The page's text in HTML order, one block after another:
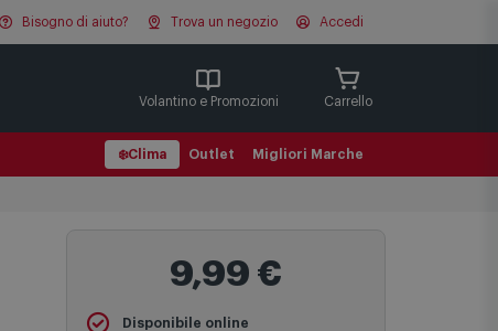
Bisogno di aiuto? Trova un negozio Accedi
Volantino e Promozioni Carrello
❄️Clima Outlet Migliori Marche
9,99 €
Disponibile online